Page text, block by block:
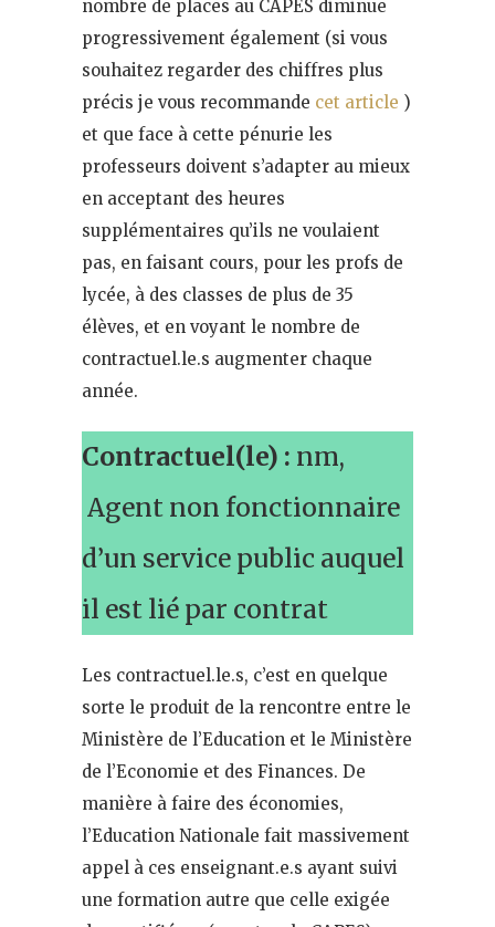
nombre de places au CAPES diminue
progressivement également (si vous
souhaitez regarder des chiffres plus
précis je vous recommande cet article )
et que face à cette pénurie les
professeurs doivent s’adapter au mieux
en acceptant des heures
supplémentaires qu’ils ne voulaient
pas, en faisant cours, pour les profs de
lycée, à des classes de plus de 35
élèves, et en voyant le nombre de
contractuel.le.s augmenter chaque
année.
Contractuel(le) : nm,
Agent non fonctionnaire
d’un service public auquel
il est lié par contrat
Les contractuel.le.s, c’est en quelque
sorte le produit de la rencontre entre le
Ministère de l’Education et le Ministère
de l’Economie et des Finances. De
manière à faire des économies,
l’Education Nationale fait massivement
appel à ces enseignant.e.s ayant suivi
une formation autre que celle exigée